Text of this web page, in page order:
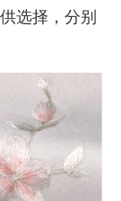
选择，分别